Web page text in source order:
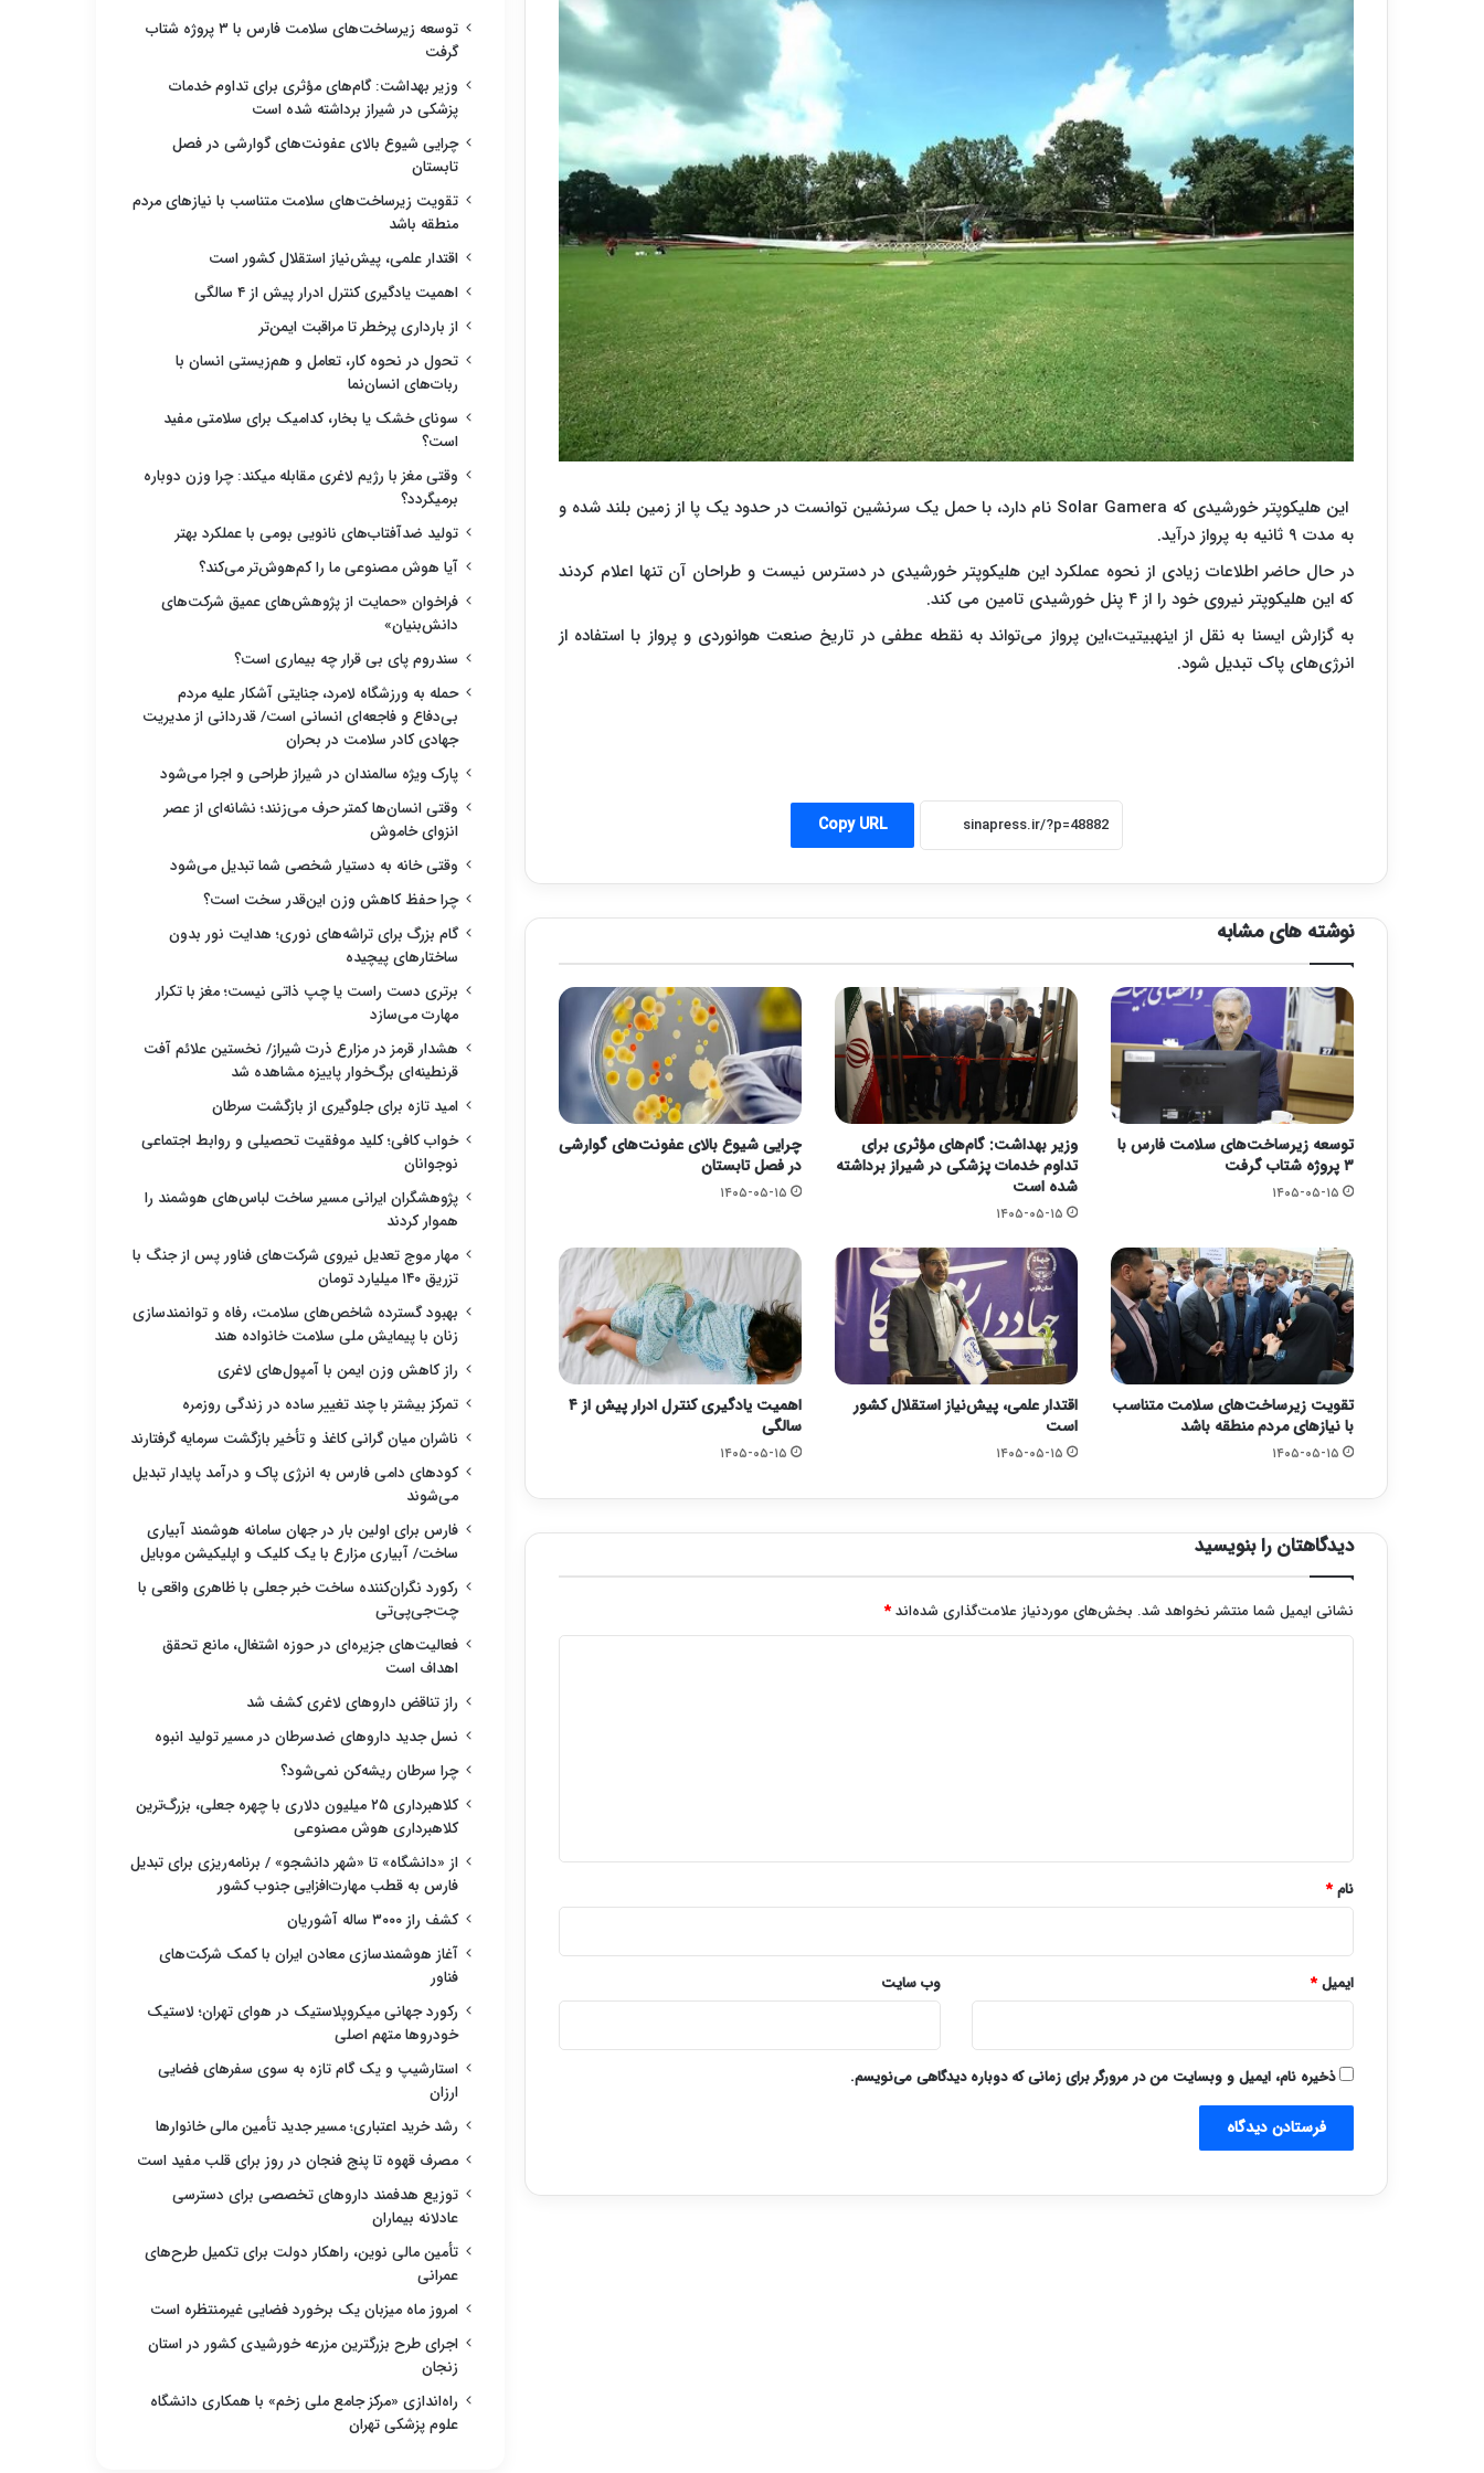
این هلیکوپتر خورشیدی که Solar Gamera نام دارد، با حمل یک سرنشین توانست در حدود یک پا از زمین بلند شده و
به مدت ۹ ثانیه به پرواز درآید.
در حال حاضر اطلاعات زیادی از نحوه عملکرد این هلیکوپتر خورشیدی در دسترس نیست و طراحان آن تنها اعلام کردند
که این هلیکوپتر نیروی خود را از ۴ پنل خورشیدی تامین می کند.
به گزارش ایسنا به نقل از اینهبیتیت،این پرواز می‌تواند به نقطه عطفی در تاریخ صنعت هوانوردی و پرواز با استفاده از
انرژی‌های پاک تبدیل شود.
Copy URL
نوشته های مشابه
توسعه زیرساخت‌های سلامت فارس با
۳ پروژه شتاب گرفت
۱۴۰۵-۰۵-۱۵
وزیر بهداشت: گام‌های مؤثری برای
تداوم خدمات پزشکی در شیراز برداشته
شده است
۱۴۰۵-۰۵-۱۵
چرایی شیوع بالای عفونت‌های گوارشی
در فصل تابستان
۱۴۰۵-۰۵-۱۵
تقویت زیرساخت‌های سلامت متناسب
با نیازهای مردم منطقه باشد
۱۴۰۵-۰۵-۱۵
اقتدار علمی، پیش‌نیاز استقلال کشور
است
۱۴۰۵-۰۵-۱۵
اهمیت یادگیری کنترل ادرار پیش از ۴
سالگی
۱۴۰۵-۰۵-۱۵
دیدگاهتان را بنویسید
نشانی ایمیل شما منتشر نخواهد شد. بخش‌های موردنیاز علامت‌گذاری شده‌اند*
نام*
ایمیل* وب‌ سایت
ذخیره نام، ایمیل و وبسایت من در مرورگر برای زمانی که دوباره دیدگاهی می‌نویسم.
توسعه زیرساخت‌های سلامت فارس با ۳ پروژه شتاب
گرفت
وزیر بهداشت: گام‌های مؤثری برای تداوم خدمات
پزشکی در شیراز برداشته شده است
چرایی شیوع بالای عفونت‌های گوارشی در فصل
تابستان
تقویت زیرساخت‌های سلامت متناسب با نیازهای مردم
منطقه باشد
اقتدار علمی، پیش‌نیاز استقلال کشور است
اهمیت یادگیری کنترل ادرار پیش از ۴ سالگی
از بارداری پرخطر تا مراقبت ایمن‌تر
تحول در نحوه کار، تعامل و هم‌زیستی انسان با
ربات‌های انسان‌نما
سونای خشک یا بخار، کدامیک برای سلامتی مفید
است؟
وقتی مغز با رژیم لاغری مقابله میکند: چرا وزن دوباره
برمیگردد؟
تولید ضدآفتاب‌های نانویی بومی با عملکرد بهتر
آیا هوش مصنوعی ما را کم‌هوش‌تر می‌کند؟
فراخوان «حمایت از پژوهش‌های عمیق شرکت‌های
دانش‌بنیان»
سندروم پای بی قرار چه بیماری است؟
حمله به ورزشگاه لامرد، جنایتی آشکار علیه مردم
بی‌دفاع و فاجعه‌ای انسانی است/ قدردانی از مدیریت
جهادی کادر سلامت در بحران
پارک ویژه سالمندان در شیراز طراحی و اجرا می‌شود
وقتی انسان‌ها کمتر حرف می‌زنند؛ نشانه‌ای از عصر
انزوای خاموش
وقتی خانه به دستیار شخصی شما تبدیل می‌شود
چرا حفظ کاهش وزن این‌قدر سخت است؟
گام بزرگ برای تراشه‌های نوری؛ هدایت نور بدون
ساختارهای پیچیده
برتری دست راست یا چپ ذاتی نیست؛ مغز با تکرار
مهارت می‌سازد
هشدار قرمز در مزارع ذرت شیراز/ نخستین علائم آفت
قرنطینه‌ای برگ‌خوار پاییزه مشاهده شد
امید تازه برای جلوگیری از بازگشت سرطان
خواب کافی؛ کلید موفقیت تحصیلی و روابط اجتماعی
نوجوانان
پژوهشگران ایرانی مسیر ساخت لباس‌های هوشمند را
هموار کردند
مهار موج تعدیل نیروی شرکت‌های فناور پس از جنگ با
تزریق ۱۴۰ میلیارد تومان
بهبود گسترده شاخص‌های سلامت، رفاه و توانمندسازی
زنان با پیمایش ملی سلامت خانواده هند
راز کاهش وزن ایمن با آمپول‌های لاغری
تمرکز بیشتر با چند تغییر ساده در زندگی روزمره
ناشران میان گرانی کاغذ و تأخیر بازگشت سرمایه گرفتارند
کودهای دامی فارس به انرژی پاک و درآمد پایدار تبدیل
می‌شوند
فارس برای اولین بار در جهان سامانه هوشمند آبیاری
ساخت/ آبیاری مزارع با یک کلیک و اپلیکیشن موبایل
رکورد نگران‌کننده ساخت خبر جعلی با ظاهری واقعی با
چت‌جی‌پی‌تی
فعالیت‌های جزیره‌ای در حوزه اشتغال، مانع تحقق
اهداف است
راز تناقض داروهای لاغری کشف شد
نسل جدید داروهای ضدسرطان در مسیر تولید انبوه
چرا سرطان ریشه‌کن نمی‌شود؟
کلاهبرداری ۲۵ میلیون دلاری با چهره جعلی، بزرگ‌ترین
کلاهبرداری هوش مصنوعی
از «دانشگاه» تا «شهر دانشجو» / برنامه‌ریزی برای تبدیل
فارس به قطب مهارت‌افزایی جنوب کشور
کشف راز ۳۰۰۰ ساله آشوریان
آغاز هوشمندسازی معادن ایران با کمک شرکت‌های
فناور
رکورد جهانی میکروپلاستیک در هوای تهران؛ لاستیک
خودروها متهم اصلی
استارشیپ و یک گام تازه به سوی سفرهای فضایی
ارزان
رشد خرید اعتباری؛ مسیر جدید تأمین مالی خانوارها
مصرف قهوه تا پنج فنجان در روز برای قلب مفید است
توزیع هدفمند داروهای تخصصی برای دسترسی
عادلانه بیماران
تأمین مالی نوین، راهکار دولت برای تکمیل طرح‌های
عمرانی
امروز ماه میزبان یک برخورد فضایی غیرمنتظره است
اجرای طرح بزرگترین مزرعه خورشیدی کشور در استان
زنجان
راه‌اندازی «مرکز جامع ملی زخم» با همکاری دانشگاه
علوم پزشکی تهران